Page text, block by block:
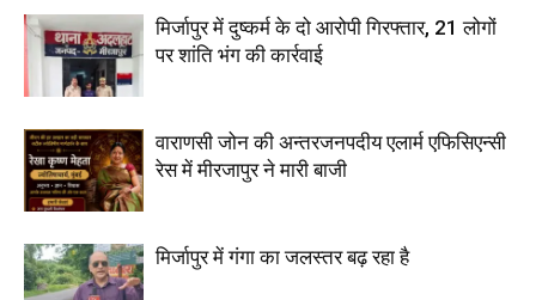
मिर्जापुर में दुष्कर्म के दो आरोपी गिरफ्तार, 21 लोगों
पर शांति भंग की कार्रवाई
वाराणसी जोन की अन्तरजनपदीय एलार्म एफिसिएन्सी
रेस में मीरजापुर ने मारी बाजी
मिर्जापुर में गंगा का जलस्तर बढ़ रहा है